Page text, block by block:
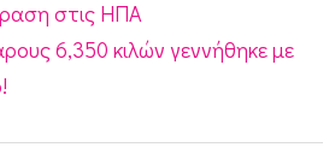
στις ΗΠΑ
6,350 κιλών γεννήθηκε με